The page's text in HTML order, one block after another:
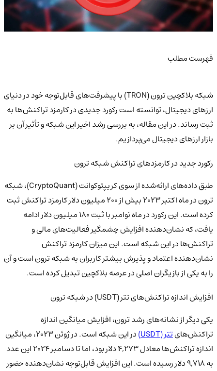
فهرست مطلب
شبکه بلاکچین ترون (TRON) با پیشرفت‌های قابل‌توجه خود در دنیای
ارزهای دیجیتال، توانسته است رکورد جدیدی در کارمزد تراکنش‌ها به
ثبت رساند. در این مقاله، به بررسی رشد اخیر این شبکه و تأثیر آن بر
بازار ارزهای دیجیتال می‌پردازیم.
رکورد جدید در کارمزدهای تراکنش شبکه ترون
طبق داده‌های ارائه‌شده از سوی کریپتوکوانت (CryptoQuant)، شبکه
ترون در ماه اکتبر ۲۰۲۳ بیش از ۲۰۰ میلیون دلار کارمزد تراکنش ثبت
کرده است. این رکورد در ماه نوامبر با ثبت ۱۸۰ میلیون دلار ادامه
یافت، که نشان‌دهنده افزایش چشمگیر فعالیت‌های مالی و
تراکنش‌ها در این شبکه است. این میزان کارمزد تراکنش
نشان‌دهنده اعتماد و پذیرش بیشتر کاربران به شبکه ترون است و آن
را به یکی از بازیگران اصلی در عرصه بلاکچین تبدیل کرده است.
افزایش اندازه تراکنش‌های تتر (USDT) در شبکه ترون
یکی دیگر از نشانه‌های رشد ترون، افزایش میانگین اندازه
تراکنش‌هایتتر (USDT)
در این شبکه است. در ژوئن ۲۰۲۳، میانگین
اندازه تراکنش‌ها معادل ۴,۲۷۳ دلار بود، اما تا دسامبر ۲۰۲۴ این عدد
به ۹,۷۱۸ دلار رسیده است. این افزایش قابل‌توجه نشان‌دهنده حضور